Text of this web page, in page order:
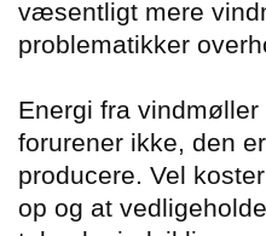
væsentligt mere
problematikker
Energi fra
forurener ikke, den
producere. Vel
op og at